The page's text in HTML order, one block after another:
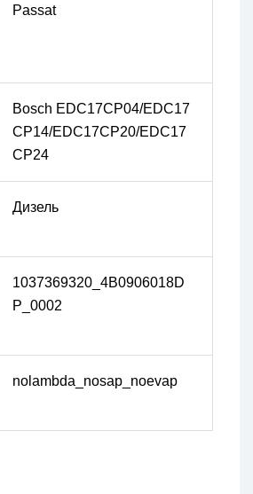
Passat
Bosch EDC17CP04/EDC17
CP14/EDC17CP20/EDC17
CP24
Дизель
1037369320_4B0906018D
P_0002
nolambda_nosap_noevap